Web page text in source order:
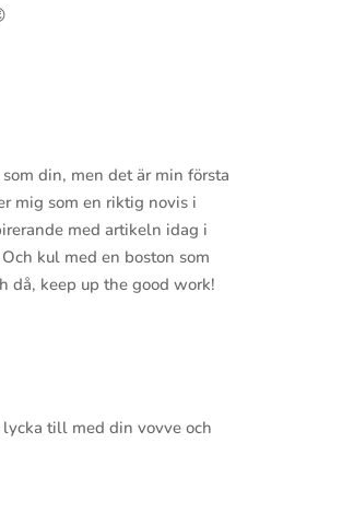
din, men det är min första
mig som en riktig novis i
med artikeln idag i
kul med en boston som
då, keep up the good work!
till med din vovve och